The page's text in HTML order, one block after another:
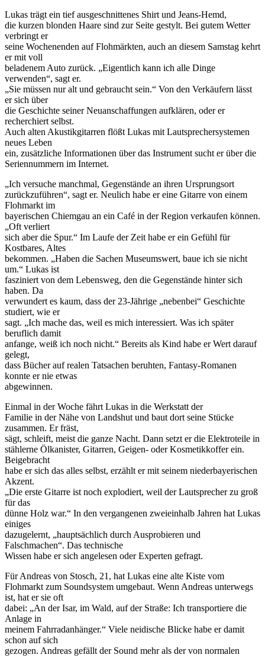
Lukas trägt ein tief ausgeschnittenes Shirt und Jeans-Hemd,
die kurzen blonden Haare sind zur Seite gestylt. Bei gutem Wetter
verbringt er
seine Wochenenden auf Flohmärkten, auch an diesem Samstag kehrt
er mit voll
beladenem Auto zurück. „Eigentlich kann ich alle Dinge
verwenden“, sagt er.
„Sie müssen nur alt und gebraucht sein.“ Von den Verkäufern lässt
er sich über
die Geschichte seiner Neuanschaffungen aufklären, oder er
recherchiert selbst.
Auch alten Akustikgitarren flößt Lukas mit Lautsprechersystemen
neues Leben
ein, zusätzliche Informationen über das Instrument sucht er über die
Seriennummern im Internet.
„Ich versuche manchmal, Gegenstände an ihren Ursprungsort
zurückzuführen“, sagt er. Neulich habe er eine Gitarre von einem
Flohmarkt im
bayerischen Chiemgau an ein Café in der Region verkaufen können.
„Oft verliert
sich aber die Spur.“ Im Laufe der Zeit habe er ein Gefühl für
Kostbares, Altes
bekommen. „Haben die Sachen Museumswert, baue ich sie nicht
um.“ Lukas ist
fasziniert von dem Lebensweg, den die Gegenstände hinter sich
haben. Da
verwundert es kaum, dass der 23-Jährige „nebenbei“ Geschichte
studiert, wie er
sagt. „Ich mache das, weil es mich interessiert. Was ich später
beruflich damit
anfange, weiß ich noch nicht.“ Bereits als Kind habe er Wert darauf
gelegt,
dass Bücher auf realen Tatsachen beruhten, Fantasy-Romanen
konnte er nie etwas
abgewinnen.
Einmal in der Woche fährt Lukas in die Werkstatt der
Familie in der Nähe von Landshut und baut dort seine Stücke
zusammen. Er fräst,
sägt, schleift, meist die ganze Nacht. Dann setzt er die Elektroteile in
stählerne Ölkanister, Gitarren, Geigen- oder Kosmetikkoffer ein.
Beigebracht
habe er sich das alles selbst, erzählt er mit seinem niederbayerischen
Akzent.
„Die erste Gitarre ist noch explodiert, weil der Lautsprecher zu groß
für das
dünne Holz war.“ In den vergangenen zweieinhalb Jahren hat Lukas
einiges
dazugelernt, „hauptsächlich durch Ausprobieren und
Falschmachen“. Das technische
Wissen habe er sich angelesen oder Experten gefragt.
Für Andreas von Stosch, 21, hat Lukas eine alte Kiste vom
Flohmarkt zum Soundsystem umgebaut. Wenn Andreas unterwegs
ist, hat er sie oft
dabei: „An der Isar, im Wald, auf der Straße: Ich transportiere die
Anlage in
meinem Fahrradanhänger.“ Viele neidische Blicke habe er damit
schon auf sich
gezogen. Andreas gefällt der Sound mehr als der von normalen